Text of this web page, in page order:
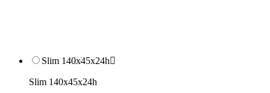
Slim 140x45x24h
Slim 140x45x24h